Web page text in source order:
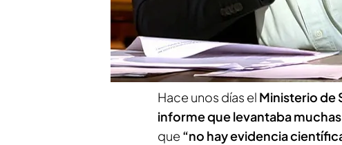
expertos. Son cuestiones
y los intereses económicos
siglos:el debate sobre la
Hace unos días el Ministerio de
informe que levantaba
que “no hay evidencia